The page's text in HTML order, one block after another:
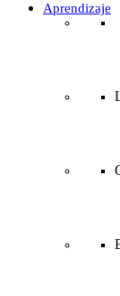
Aprendizaje